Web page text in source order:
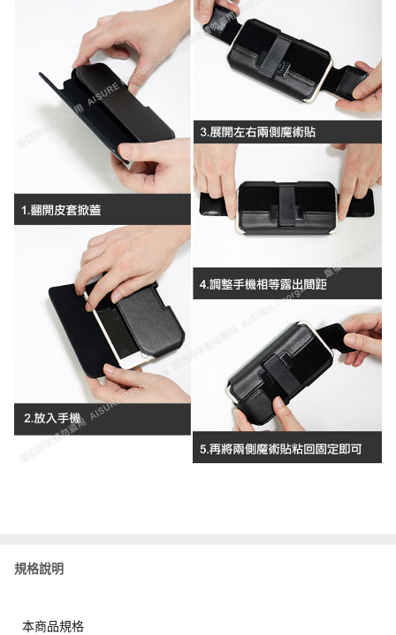
規格說明
本商品規格